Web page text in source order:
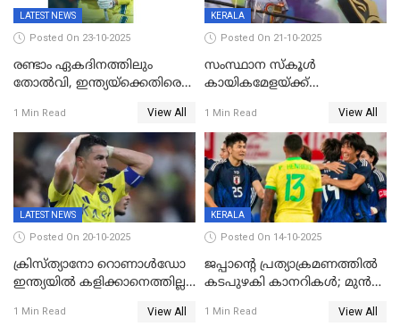
LATEST NEWS
Posted On 23-10-2025
രണ്ടാം ഏകദിനത്തിലും
തോൽവി, ഇന്ത്യയ്‌ക്കെതിരെ
1 Min Read View All
KERALA
Posted On 21-10-2025
സംസ്ഥാന സ്കൂൾ
കായികമേളയ്ക്ക്
ഒളിംപിക്‌സിന്റെ ഉദ്‌ഘാടനം
നിർവഹിച്ച് ധനമന്ത്രി K N
ബാലഗോപാൽ;ദീപശിഖ
തെളിയിച്ച് I M വിജയൻ
1 Min Read View All
LATEST NEWS
Posted On 20-10-2025
ക്രിസ്ത്യാനോ റൊണാൾഡോ
ഇന്ത്യയിൽ കളിക്കാനെത്തില്ല;
ഉൾപ്പെടുത്തിയില്ല
1 Min Read View All
KERALA
Posted On 14-10-2025
ജപ്പാന്റെ പ്രത്യാക്രമണത്തിൽ
കടപുഴകി കാനറികൾ; മുൻ
ജപ്പാന്റെ ആദ്യ ജയം
1 Min Read View All